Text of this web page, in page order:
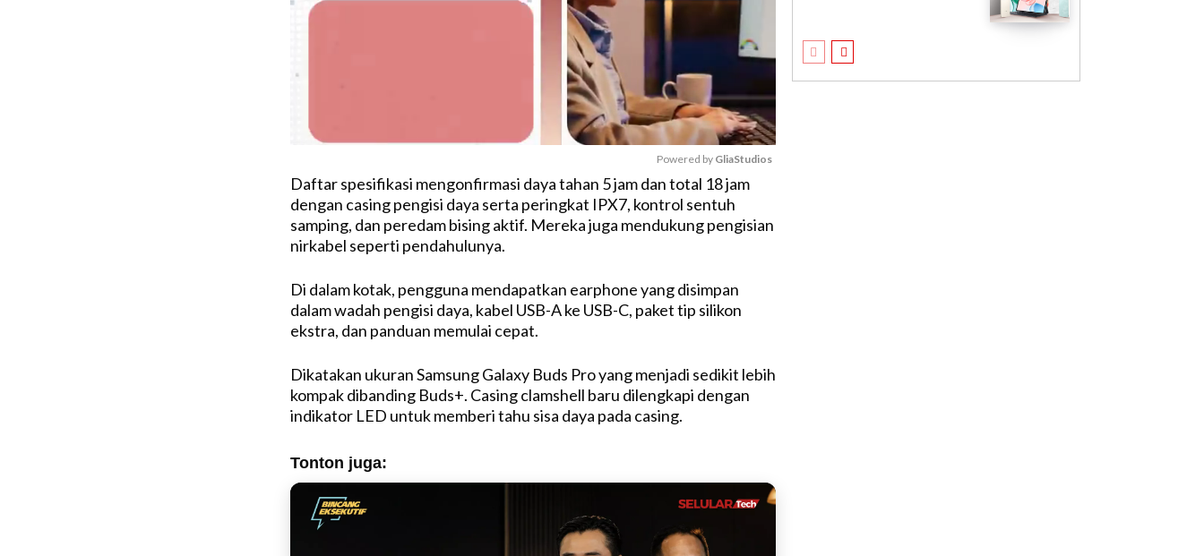
M
u
e
Powered by GliaStudios
Daftar spesifikasi mengonfirmasi daya tahan 5 jam dan total 18 jam
dengan casing pengisi daya serta peringkat IPX7, kontrol sentuh
samping, dan peredam bising aktif. Mereka juga mendukung pengisian
nirkabel seperti pendahulunya.
Di dalam kotak, pengguna mendapatkan earphone yang disimpan
dalam wadah pengisi daya, kabel USB-A ke USB-C, paket tip silikon
ekstra, dan panduan memulai cepat.
Dikatakan ukuran Samsung Galaxy Buds Pro yang menjadi sedikit lebih
kompak dibanding Buds+. Casing clamshell baru dilengkapi dengan
indikator LED untuk memberi tahu sisa daya pada casing.
Tonton juga: